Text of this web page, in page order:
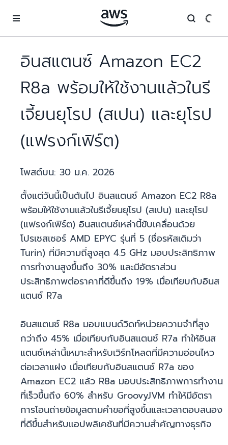
อินสแตนซ์ Amazon EC2
R8a พร้อมให้ใช้งานแล้วในรี
เจี้ยนยุโรป (สเปน) และยุโรป
(แฟรงก์เฟิร์ต)
โพสต์บน: 30 ม.ค. 2026
ตั้งแต่วันนี้เป็นต้นไป อินสแตนซ์ Amazon EC2 R8a
พร้อมให้ใช้งานแล้วในรีเจี้ยนยุโรป (สเปน) และยุโรป
(แฟรงก์เฟิร์ต) อินสแตนซ์เหล่านี้ขับเคลื่อนด้วย
โปรเซสเซอร์ AMD EPYC รุ่นที่ 5 (ชื่อรหัสเดิมว่า
Turin) ที่มีความถี่สูงสุด 4.5 GHz มอบประสิทธิภาพ
การทำงานสูงขึ้นถึง 30% และมีอัตราส่วน
ประสิทธิภาพต่อราคาที่ดีขึ้นถึง 19% เมื่อเทียบกับอินส
แตนซ์ R7a
อินสแตนซ์ R8a มอบแบนด์วิดท์หน่วยความจำที่สูง
กว่าถึง 45% เมื่อเทียบกับอินสแตนซ์ R7a ทำให้อินส
แตนซ์เหล่านี้เหมาะสำหรับเวิร์กโหลดที่มีความอ่อนไหว
ต่อเวลาแฝง เมื่อเทียบกับอินสแตนซ์ R7a ของ
Amazon EC2 แล้ว R8a มอบประสิทธิภาพการทำงาน
ที่เร็วขึ้นถึง 60% สำหรับ GroovyJVM ทำให้มีอัตรา
การโอนถ่ายข้อมูลตามคำขอที่สูงขึ้นและเวลาตอบสนอง
ที่ดีขึ้นสำหรับแอปพลิเคชันที่มีความสำคัญทางธุรกิจ